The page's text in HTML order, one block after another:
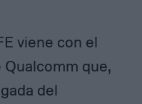
viene con el
que,
del